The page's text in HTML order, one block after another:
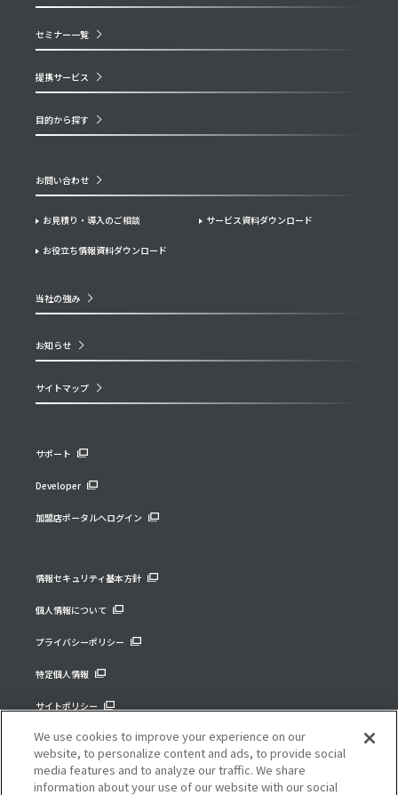
セミナー一覧
提携サービス
目的から探す
当社の強み
お知らせ
お問い合わせ
お見積り・導入のご相談 サービス資料ダウンロード
お役立ち情報資料ダウンロード
サイトマップ
サポート
Developer
加盟店ポータルへログイン
情報セキュリティ基本方針
個人情報について
プライバシーポリシー
特定個人情報
サイトポリシー
コーポレートサイト
We use cookies to improve your experience on our
website, to personalize content and ads, to provide social
media features and to analyze our traffic. We share
information about your use of our website with our social